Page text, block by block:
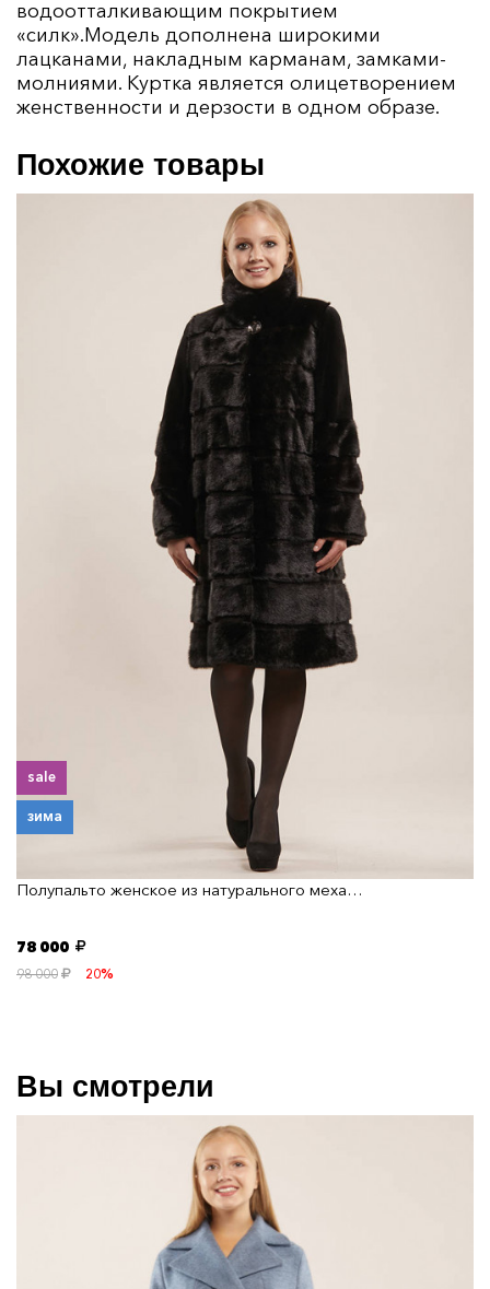
водоотталкивающим покрытием
«силк».Модель дополнена широкими
лацканами, накладным карманам, замками-
молниями. Куртка является олицетворением
женственности и дерзости в одном образе.
Похожие товары
sale
зима
Полупальто женское из натурального меха…
78 000
98 000 20%
Вы смотрели